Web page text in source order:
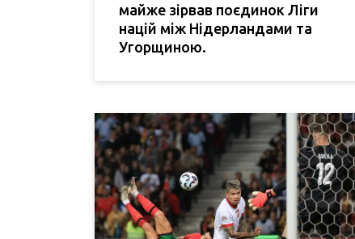
майже зірвав поєдинок Ліги
націй між Нідерландами та
Угорщиною.